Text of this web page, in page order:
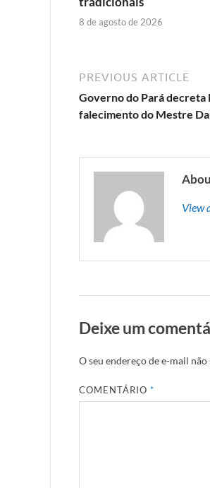
8 de agosto de 2026
PREVIOUS ARTICLE
Governo do Pará
falecimento do Mestre
View
Deixe um
O seu endereço de e-mail
COMENTÁRIO*